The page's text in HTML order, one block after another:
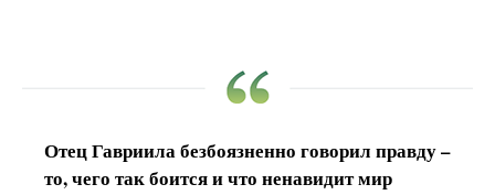
Отец Гавриила безбоязненно говорил правду –
то, чего так боится и что ненавидит мир